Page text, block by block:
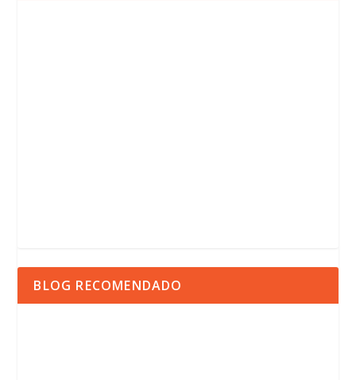
BLOG RECOMENDADO